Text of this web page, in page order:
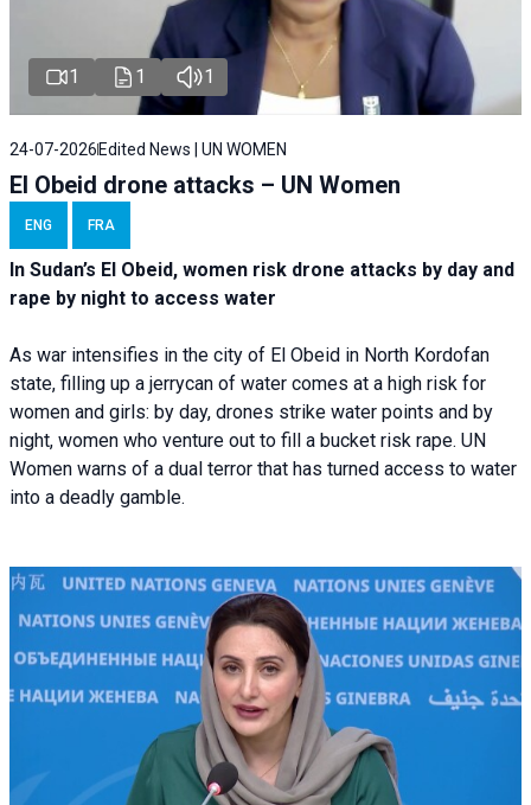
1 1 1
24-07-2026 Edited News | UN WOMEN
El Obeid drone attacks – UN Women
ENG FRA
In Sudan’s El Obeid, women risk drone attacks by day and
rape by night to access water
As war intensifies in the city of El Obeid in North Kordofan
state, filling up a jerrycan of water comes at a high risk for
women and girls: by day, drones strike water points and by
night, women who venture out to fill a bucket risk rape. UN
Women warns of a dual terror that has turned access to water
into a deadly gamble.